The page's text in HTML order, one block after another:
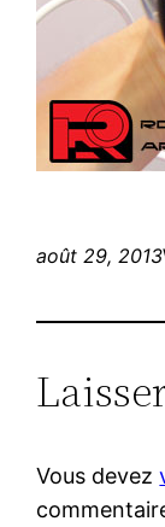
août 29, 2013
Vous devez